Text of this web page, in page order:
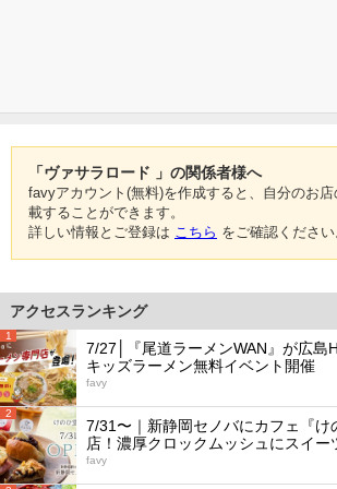
「ヴァサラロード 」の関係者様へ
favyアカウント(無料)を作成すると、自分のお
載することができます。
詳しい情報とご登録は こちら をご確認ください
アクセスランキング
1
7/27│『尾道ラーメンWAN』が広島
キッズラーメン無料イベント開催
favy
2
7/31〜｜新静岡セノバにカフェ『け
店！濃厚クロックムッシュにスイー
favy